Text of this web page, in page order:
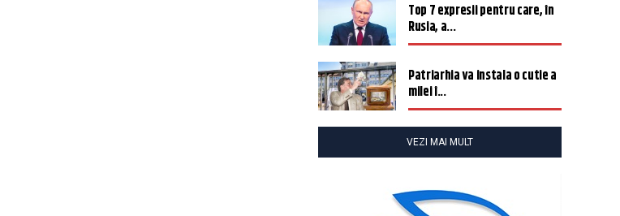
Top 7 expresii pentru care, în
Rusia, a...
Patriarhia va instala o cutie a
milei î...
VEZI MAI MULT